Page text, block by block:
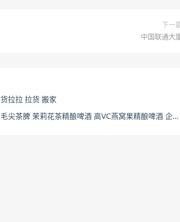
下一
中国联通大
货拉拉 拉货 搬家
毛尖茶脾 茉莉花茶精酿啤酒 高VC燕窝果精酿啤酒 企鹅小绅士原浆啤酒 扎啤